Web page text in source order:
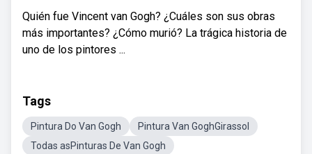
Quién fue Vincent van Gogh? ¿Cuáles son sus obras
más importantes? ¿Cómo murió? La trágica historia de
uno de los pintores ...
Tags
Pintura Do Van Gogh
Pintura Van GoghGirassol
Todas asPinturas De Van Gogh